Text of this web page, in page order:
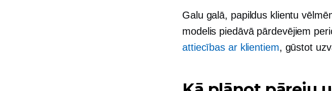
Galu galā, papildus klientu
modelis piedāvā pārdevējiem
attiecības ar klientiem, gūstot